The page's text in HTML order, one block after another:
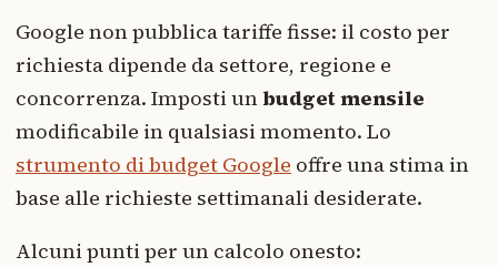
Google non pubblica tariffe fisse: il costo per
richiesta dipende da settore, regione e
concorrenza. Imposti un budget mensile
modificabile in qualsiasi momento. Lo
strumento di budget Google offre una stima in
base alle richieste settimanali desiderate.
Alcuni punti per un calcolo onesto: